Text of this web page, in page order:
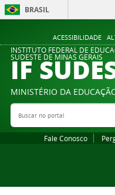
ACESSIBILIDADE
BRASIL
INSTITUTO FEDERAL DE
SUDESTE DE MINAS GERAIS
IF
MINISTÉRIO DA
Buscar no portal
Fale Conosco